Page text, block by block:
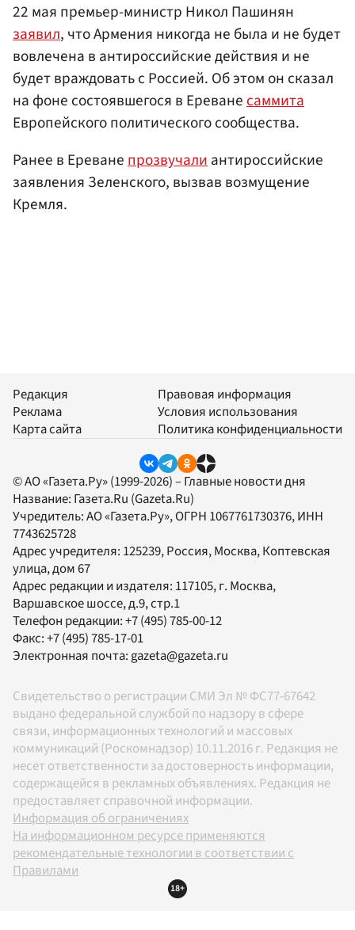
22 мая премьер-министр Никол Пашинян
заявил, что Армения никогда не была и не будет
вовлечена в антироссийские действия и не
будет враждовать с Россией. Об этом он сказал
на фоне состоявшегося в Ереванесаммита
Европейского политического сообщества.
Ранее в Ереванепрозвучалиантироссийские
заявления Зеленского, вызвав возмущение
Кремля.
Редакция
Реклама
Карта сайта
Правовая информация
Условия использования
Политика конфиденциальности
© АО «Газета.Ру» (1999-2026) – Главные новости дня
Название: Газета.Ru (Gazeta.Ru)
Учредитель:АО «Газета.Ру», ОГРН 1067761730376, ИНН
7743625728
Адрес учредителя: 125239, Россия, Москва, Коптевская
улица, дом 67
Адрес редакции и издателя: 117105, г. Москва,
Варшавское шоссе, д.9, стр.1
Телефон редакции:+7 (495) 785-00-12
Факс:+7 (495) 785-17-01
Электронная почта: gazeta@gazeta.ru
Свидетельство о регистрации СМИ Эл № ФС77-67642
выдано федеральной службой по надзору в сфере
связи, информационных технологий и массовых
коммуникаций (Роскомнадзор) 10.11.2016 г. Редакция не
несет ответственности за достоверность информации,
содержащейся в рекламных объявлениях. Редакция не
предоставляет справочной информации.
Информация об ограничениях
На информационном ресурсе применяются
рекомендательные технологии в соответствии с
Правилами
18+